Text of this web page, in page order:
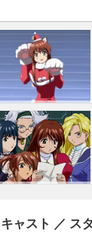
キャスト ／ ス